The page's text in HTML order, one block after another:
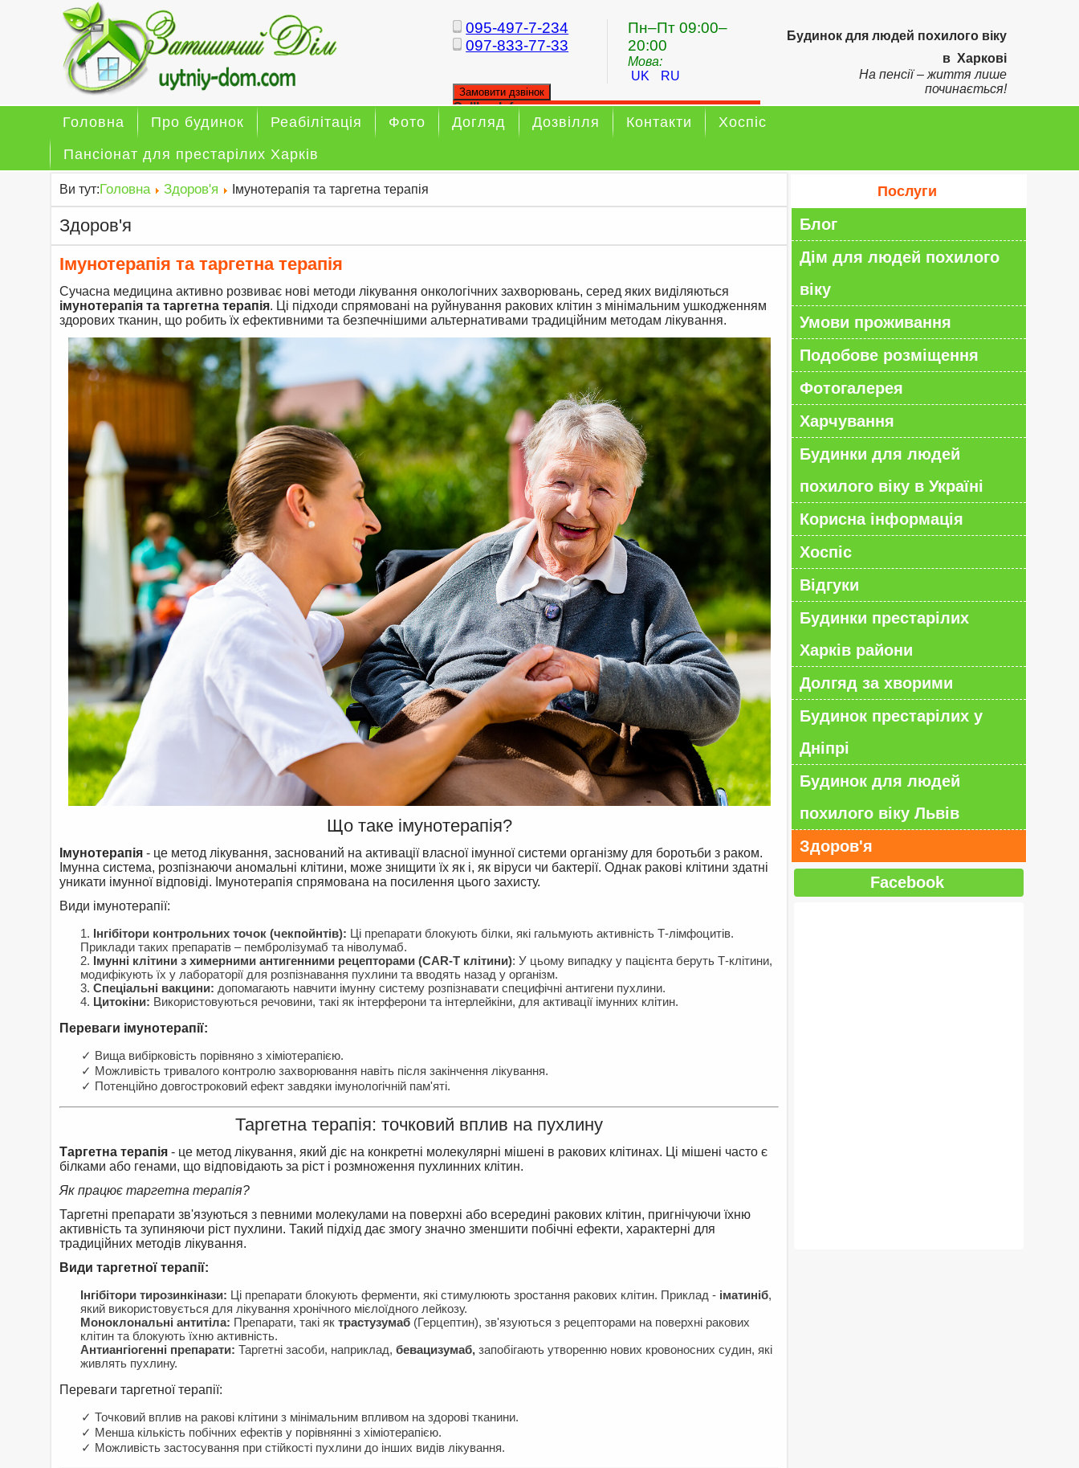
Будинок для людей похилого віку
в Харкові
На пенсії – життя лише
починається!
095-497-7-234
097-833-77-33
Пн–Пт 09:00–
20:00
Мова:
UK
RU
Замовити дзвінок
Callback form
Your callback has been sent sucessfully
Головна Про будинок Реабілітація Фото Догляд Дозвілля Контакти
Хоспіс
Пансіонат для престарілих Харків
Ви тут:Головна Здоров'я Імунотерапія та таргетна терапія
Здоров'я
Імунотерапія та таргетна терапія
Сучасна медицина активно розвиває нові методи лікування онкологічних захворювань, серед яких виділяються
імунотерапія та таргетна терапія. Ці підходи спрямовані на руйнування ракових клітин з мінімальним ушкодженням
здорових тканин, що робить їх ефективними та безпечнішими альтернативами традиційним методам лікування.
Що таке імунотерапія?
Імунотерапія - це метод лікування, заснований на активації власної імунної системи організму для боротьби з раком.
Імунна система, розпізнаючи аномальні клітини, може знищити їх як і, як віруси чи бактерії. Однак ракові клітини здатні
уникати імунної відповіді. Імунотерапія спрямована на посилення цього захисту.
Види імунотерапії:
Інгібітори контрольних точок (чекпойнтів): Ці препарати блокують білки, які гальмують активність Т-лімфоцитів.
Приклади таких препаратів – пембролізумаб та ніволумаб.
Імунні клітини з химерними антигенними рецепторами (CAR-T клітини): У цьому випадку у пацієнта беруть Т-клітини,
модифікують їх у лабораторії для розпізнавання пухлини та вводять назад у організм.
Спеціальні вакцини: допомагають навчити імунну систему розпізнавати специфічні антигени пухлини.
Цитокіни: Використовуються речовини, такі як інтерферони та інтерлейкіни, для активації імунних клітин.
Переваги імунотерапії:
✓ Вища вибірковість порівняно з хіміотерапією.
✓ Можливість тривалого контролю захворювання навіть після закінчення лікування.
✓ Потенційно довгостроковий ефект завдяки імунологічній пам'яті.
Таргетна терапія: точковий вплив на пухлину
Таргетна терапія - це метод лікування, який діє на конкретні молекулярні мішені в ракових клітинах. Ці мішені часто є
білками або генами, що відповідають за ріст і розмноження пухлинних клітин.
Як працює таргетна терапія?
Таргетні препарати зв'язуються з певними молекулами на поверхні або всередині ракових клітин, пригнічуючи їхню
активність та зупиняючи ріст пухлини. Такий підхід дає змогу значно зменшити побічні ефекти, характерні для
традиційних методів лікування.
Види таргетної терапії:
Інгібітори тирозинкінази: Ці препарати блокують ферменти, які стимулюють зростання ракових клітин. Приклад - іматиніб,
який використовується для лікування хронічного мієлоїдного лейкозу.
Моноклональні антитіла: Препарати, такі як трастузумаб (Герцептин), зв'язуються з рецепторами на поверхні ракових
клітин та блокують їхню активність.
Антиангіогенні препарати: Таргетні засоби, наприклад, бевацизумаб, запобігають утворенню нових кровоносних судин, які
живлять пухлину.
Переваги таргетної терапії:
✓ Точковий вплив на ракові клітини з мінімальним впливом на здорові тканини.
✓ Менша кількість побічних ефектів у порівнянні з хіміотерапією.
✓ Можливість застосування при стійкості пухлини до інших видів лікування.
Послуги
Блог
Дім для людей похилого
віку
Умови проживання
Подобове розміщення
Фотогалерея
Харчування
Будинки для людей
похилого віку в Україні
Корисна інформація
Хоспіс
Відгуки
Будинки престарілих
Харків райони
Долгяд за хворими
Будинок престарілих у
Дніпрі
Будинок для людей
похилого віку Львів
Здоров'я
Facebook